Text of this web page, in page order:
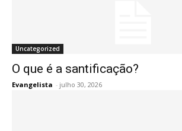
Uncategorized
O que é a santificação?
Evangelista - julho 30, 2026